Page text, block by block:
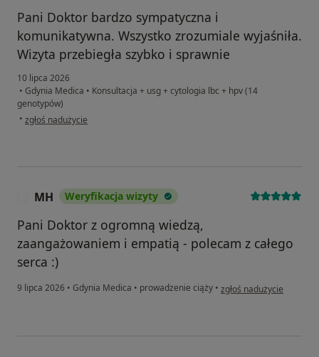
Pani Doktor bardzo sympatyczna i
komunikatywna. Wszystko zrozumiale wyjaśniła.
Wizyta przebiegła szybko i sprawnie
10 lipca 2026
• Gdynia Medica • Konsultacja + usg + cytologia lbc + hpv (14
genotypów)
• w opinii użytkownika Daga
zgłoś nadużycie
MH Weryfikacja wizyty
Pani Doktor z ogromną wiedzą,
zaangażowaniem i empatią - polecam z całego
serca :)
9 lipca 2026 • Gdynia Medica • prowadzenie ciąży • w opinii użytkownika MH
zgłoś nadużycie